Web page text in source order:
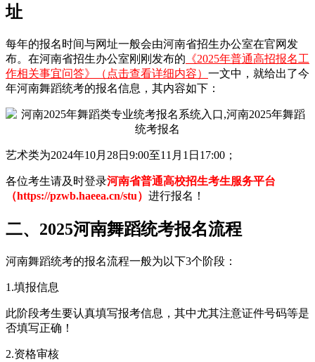
址
每年的报名时间与网址一般会由河南省招生办公室在官网发
布。在河南省招生办公室刚刚发布的 《2025年普通高招报名工
作相关事宜问答》（点击查看详细内容） 一文中，就给出了今
年河南舞蹈统考的报名信息，其内容如下：
艺术类为2024年10月28日9:00至11月1日17:00；
各位考生请及时登录河南省普通高校招生考生服务平台
（https://pzwb.haeea.cn/stu） 进行报名！
二、2025河南舞蹈统考报名流程
河南舞蹈统考的报名流程一般为以下3个阶段：
1.填报信息
此阶段考生要认真填写报考信息，其中尤其注意证件号码等是
否填写正确！
2.资格审核